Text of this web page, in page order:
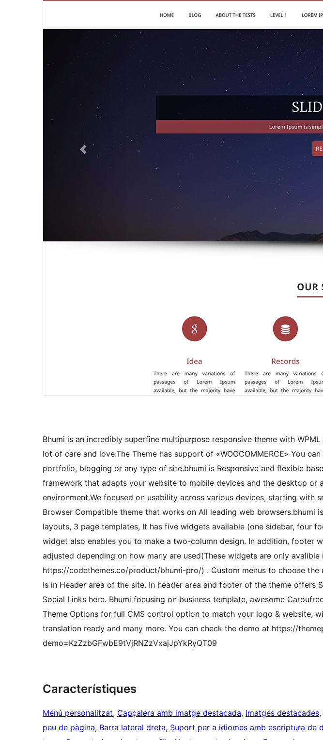
Bhumi is an incredibly superfine multipurpose responsive theme with
lot of care and love.The Theme has support of «WOOCOMMERCE» You
portfolio, blogging or any type of site.bhumi is Responsive and flexible
framework that adapts your website to mobile devices and the desktop or
environment.We focused on usability across various devices, starting with
Browser Compatible theme that works on All leading web browsers.bhumi
layouts, 3 page templates, It has five widgets available (one sidebar, four
widget also enables you to make a two-column design. In addition, footer
adjusted depending on how many are used(These widgets are only avalible
https://codethemes.co/product/bhumi-pro/) . Custom menus to choose the
is in Header area of the site. In header area and footer of the theme offers
Social Links here. Bhumi focusing on business template, awesome
Theme Options for full CMS control option to match your logo & website,
translation ready and many more. You can check the demo at https://
demo=KzZzbGFwbE9tVjRNZzVxajJpYkRyQT09
Característiques
Menú personalitzat, Capçalera amb imatge destacada, Imatges destacades,
peu de pàgina, Barra lateral dreta, Suport per a idiomes amb escriptura de